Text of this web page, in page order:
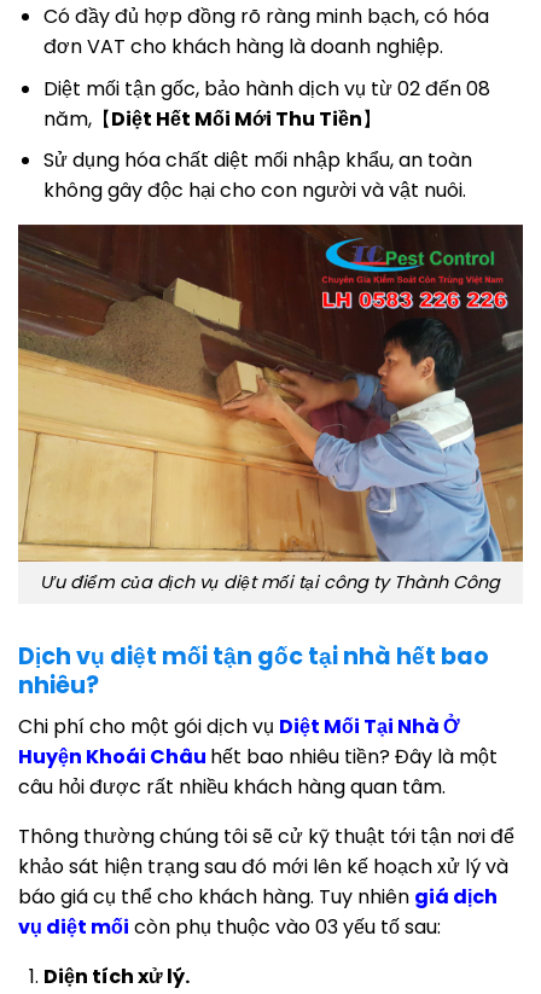
Có đầy đủ hợp đồng rõ ràng minh bạch, có hóa
đơn VAT cho khách hàng là doanh nghiệp.
Diệt mối tận gốc, bảo hành dịch vụ từ 02 đến 08
năm,【Diệt Hết Mối Mới Thu Tiền】
Sử dụng hóa chất diệt mối nhập khẩu, an toàn
không gây độc hại cho con người và vật nuôi.
Ưu điểm của dịch vụ diệt mối tại công ty Thành Công
Dịch vụ diệt mối tận gốc tại nhà hết bao
nhiêu?
Chi phí cho một gói dịch vụ Diệt Mối Tại Nhà Ở
Huyện Khoái Châu hết bao nhiêu tiền? Đây là một
câu hỏi được rất nhiều khách hàng quan tâm.
Thông thường chúng tôi sẽ cử kỹ thuật tới tận nơi để
khảo sát hiện trạng sau đó mới lên kế hoạch xử lý và
báo giá cụ thể cho khách hàng. Tuy nhiên giá dịch
vụ diệt mối còn phụ thuộc vào 03 yếu tố sau:
Diện tích xử lý.